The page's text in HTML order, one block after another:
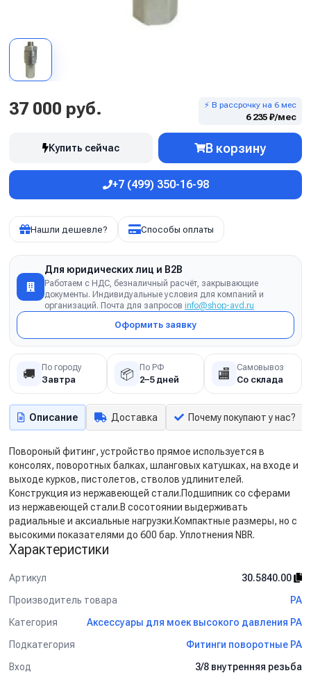
37 000 руб. ⚡ В рассрочку на 6 мес
6 235 ₽/мес
Купить сейчас В корзину
+7 (499) 350-16-98
Нашли дешевле? Способы оплаты
Для юридических лиц и B2B
Работаем с НДС, безналичный расчёт, закрывающие
документы. Индивидуальные условия для компаний и
организаций. Почта для запросов info@shop-avd.ru
Оформить заявку
🚚 По городу
Завтра 📦 По РФ
2–5 дней 🏬 Самовывоз
Со склада
Описание Доставка Почему покупают у нас?
Повороный фитинг, устройство прямое используется в
консолях, поворотных балках, шланговых катушках, на входе и
выходе курков, пистолетов, стволов удлинителей.
Конструкция из нержавеющей стали.Подшипник со сферами
из нержавеющей стали.В сосотоянии выдерживать
радиальные и аксиальные нагрузки.Компактные размеры, но с
высокими показателями до 600 бар. Уплотнения NBR.
Характеристики
Артикул
30.5840.00
Производитель товара
PA
Категория
Аксессуары для моек высокого давления PA
Подкатегория
Фитинги поворотные PA
Вход
3/8 внутренняя резьба